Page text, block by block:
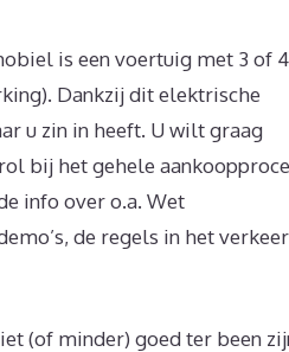
is een voertuig met 3 of 4
Dankzij dit elektrische
u zin in heeft. U wilt graag
bij het gehele
info over o.a. Wet
de regels in het verkeer
(of minder) goed ter been